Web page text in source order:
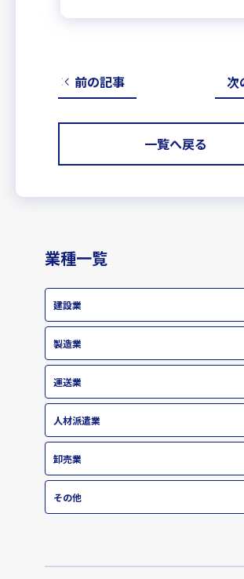
のの、入金は45日後。一方で、協力会
前の記事
一覧へ戻る
次
業種一覧
建設業
製造業
運送業
人材派遣業
卸売業
その他